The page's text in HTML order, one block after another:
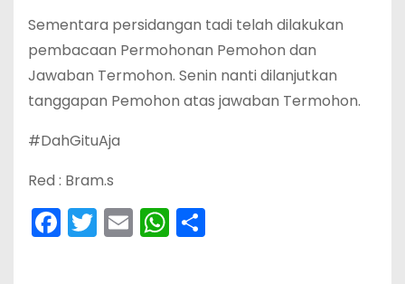
Sementara persidangan tadi telah dilakukan
pembacaan Permohonan Pemohon dan
Jawaban Termohon. Senin nanti dilanjutkan
tanggapan Pemohon atas jawaban Termohon.
#DahGituAja
Red : Bram.s
F T E W